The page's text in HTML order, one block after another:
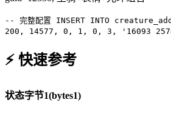
-- 完整配置 INSERT INTO
200 , 14577 , 0 , 1 , 0 , 3 , '16093
⚡ 快速参考
状态字节1(bytes1)